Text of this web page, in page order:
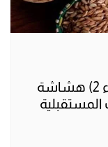
الجغرافيا السياسية للحبوب (الجزء 2) هشاشة